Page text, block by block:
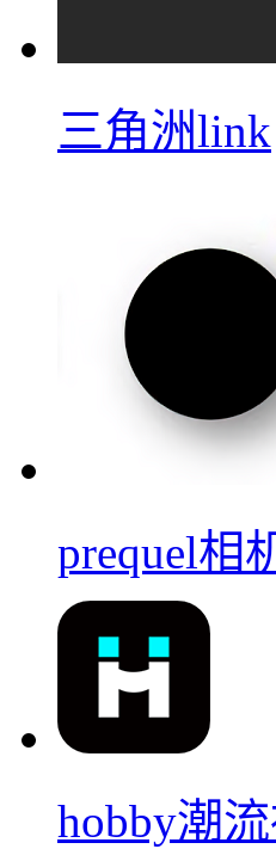
三角洲link
prequel相
hobby潮